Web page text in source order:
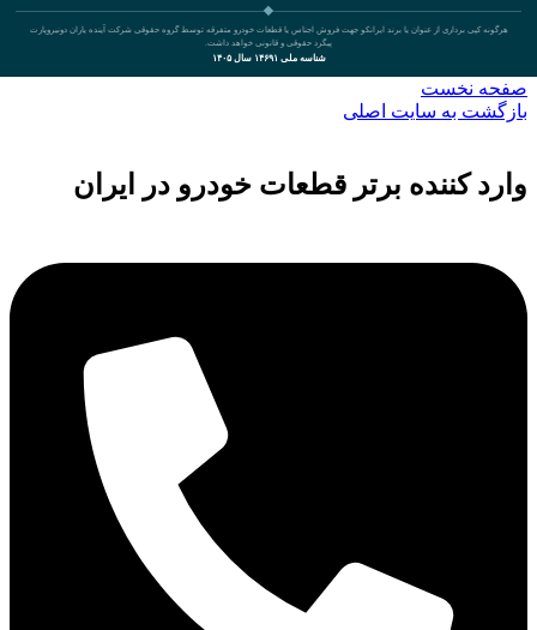
هرگونه کپی برداری از عنوان یا برند ایرانکو جهت فروش اجناس یا قطعات خودرو متفرقه توسط گروه حقوقی شرکت آینده یاران دونیروپارت
پیگرد حقوقی و قانونی خواهد داشت.
شناسه ملی ۱۴۶۹۱ سال ۱۴۰۵
صفحه نخست
بازگشت به سایت اصلی
وارد کننده برتر قطعات خودرو در ایران